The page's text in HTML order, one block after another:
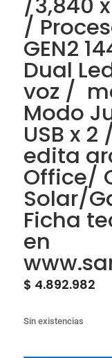
/
GEN2
Dual
voz /
Modo
USB x
edita
Office/
Solar/
Ficha
en
$ 4.892.982
Sin existencias